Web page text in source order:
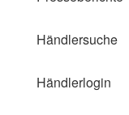
Händlersuche
Händlerlogin